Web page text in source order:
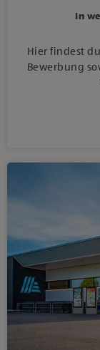
In
Hier findest
Bewerbung